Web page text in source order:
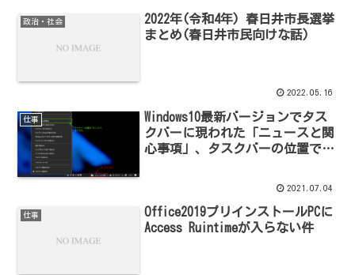
政治・社会
2022年(令和4年) 春日井市長選挙
まとめ(春日井市民向けな話)
2022.05.16
仕事
Windows10最新バージョンでタス
クバーに現われた「ニュースと関
心事項」、タスクバーの位置で表
2021.07.04
仕事
Office2019プリインストールPCに
Access Ruintimeが入らない件